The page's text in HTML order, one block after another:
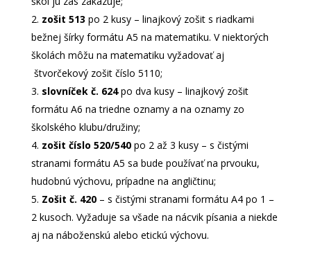
zošit 513 po 2 kusy – linajkový zošit s riadkami
bežnej šírky formátu A5 na matematiku. V niektorých
školách môžu na matematiku vyžadovať aj
štvorčekový zošit číslo 5110;
slovníček č. 624po dva kusy – linajkový zošit
formátu A6 na triedne oznamy a na oznamy zo
školského klubu/družiny;
zošit číslo 520/540po 2 až 3 kusy – s čistými
stranami formátu A5 sa bude používať na prvouku,
hudobnú výchovu, prípadne na angličtinu;
Zošit č. 420– s čistými stranami formátu A4 po 1 –
2 kusoch. Vyžaduje sa všade na nácvik písania a niekde
aj na náboženskú alebo etickú výchovu.